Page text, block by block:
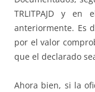
TRLITPAJD y en
anteriormente. Es
por el valor
que el declarado
Ahora bien, si la